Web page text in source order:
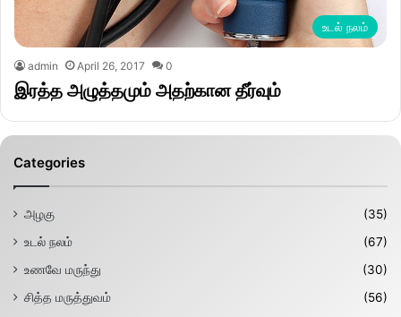
உடல் நலம்
admin April 26, 2017 0
இரத்த அழுத்தமும் அதற்கான தீர்வும்
Categories
அழகு
(35)
உடல் நலம்
(67)
உணவே மருந்து
(30)
சித்த மருத்துவம்
(56)